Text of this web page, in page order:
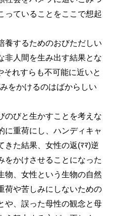
っていることをここで想起
するためのおびただしい
非人間を生み出す結果とな
れすらも不可能に近いと
をかけるのはばからしい
びと生かすことを考えな
重荷にし、ハンディキャ
きた結果、女性の返(ﾏﾏ)逆
をかけさせることになった
物、女性という生物の自然
荷や苦しみにしないための
や、誤った母性の観念と母